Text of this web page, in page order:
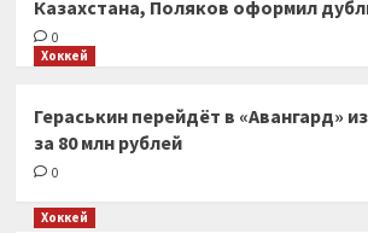
Казахстана, Поляков оформил
0
Хоккей
Гераськин перейдёт в «Авангард»
за 80 млн рублей
0
Хоккей